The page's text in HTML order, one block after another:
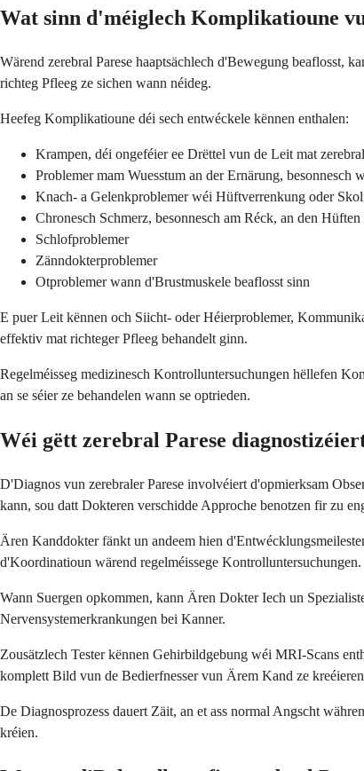
Wat sinn d'méiglech Komplikatioune
Wärend zerebral Parese haaptsächlech d'Bewegung beaflosst,
richteg Pfleeg ze sichen wann néideg.
Heefeg Komplikatioune déi sech entwéckele kënnen enthalen:
Krampen, déi ongeféier ee Drëttel vun de Leit mat
Problemer mam Wuesstum an der Ernärung, besonnesch
Knach- a Gelenkproblemer wéi Hüftverrenkung oder
Chronesch Schmerz, besonnesch am Réck, an den Hüften
Schlofproblemer
Zänndokterproblemer
Otproblemer wann d'Brustmuskele beaflosst sinn
E puer Leit kënnen och Siicht- oder Héierproblemer,
effektiv mat richteger Pfleeg behandelt ginn.
Regelméisseg medizinesch Kontrolluntersuchungen hëllefen
an se séier ze behandelen wann se optrieden.
Wéi gëtt zerebral Parese
D'Diagnos vun zerebraler Parese involvéiert d'opmierksam
kann, sou datt Dokteren verschidde Approche benotzen fir zu
Ären Kanddokter fänkt un andeem hien
d'Koordinatioun wärend regelméissege Kontrolluntersuchungen.
Wann Suergen opkommen, kann Ären Dokter Iech un
Nervensystemerkrankungen bei Kanner.
Zousätzlech Tester kënnen Gehirbildgebung wéi MRI-Scans
komplett Bild vun de Bedierfnesser vun Ärem Kand ze
De Diagnosprozess dauert Zäit, an et ass normal Angscht
kréien.